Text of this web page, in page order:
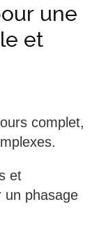
une
et
complet,
et
un phasage